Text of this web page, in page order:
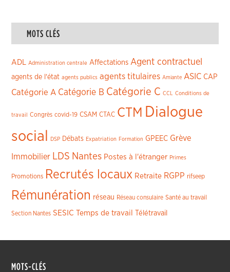
MOTS CLÉS
ADL Administration centrale Affectations Agent contractuel
agents de l'état agents publics agents titulaires Amiante ASIC CAP
Catégorie A Catégorie B Catégorie C CCL Conditions de
travail Congrès covid-19 CSAM CTAC CTM Dialogue
social
DSP Débats Expatriation Formation GPEEC Grève
Immobilier LDS Nantes Postes à l'étranger Primes
Promotions Recrutés locaux Retraite RGPP rifseep
Rémunération réseau Réseau consulaire Santé au travail
Section Nantes SESIC Temps de travail Télétravail
MOTS-CLÉS